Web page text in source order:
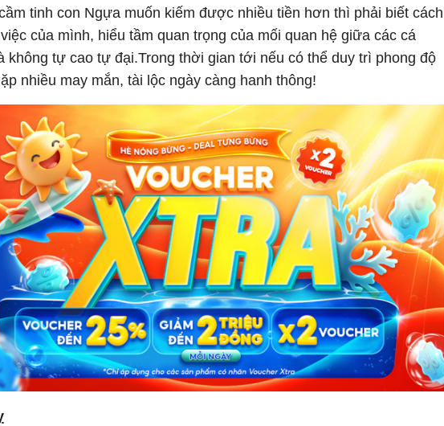
tinh con Ngựa muốn kiếm được nhiều tiền hơn thì phải biết cách
của mình, hiểu tầm quan trọng của mối quan hệ giữa các cá
không tự cao tự đại.Trong thời gian tới nếu có thể duy trì phong độ
nhiều may mắn, tài lộc ngày càng hanh thông!